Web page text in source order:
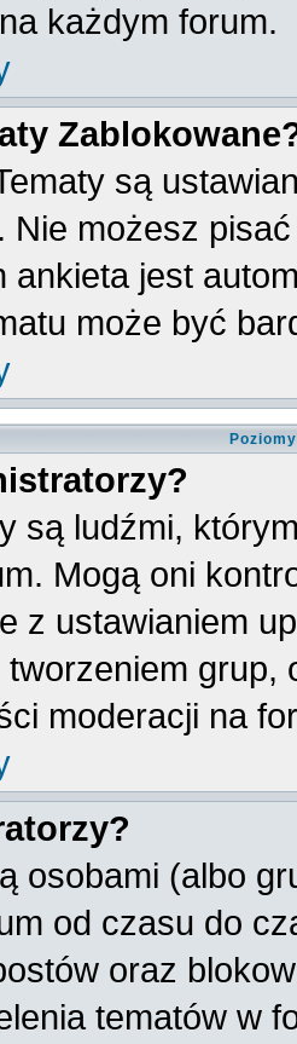
każdym forum.
są
Nie możesz
ankieta jest
może być
są ludźmi,
Mogą oni
z ustawianiem
moderacji na
osobami (albo
od czasu do
oraz
tematów w